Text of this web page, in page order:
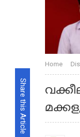
Share this Article
Home